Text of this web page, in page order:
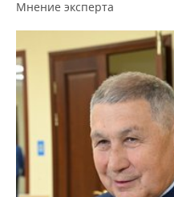
Мнение эксперта